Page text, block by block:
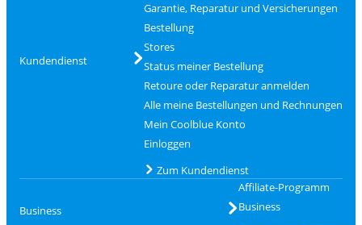
Kundendienst
Garantie, Reparatur und Versicherungen
Bestellung
Stores
Status meiner Bestellung
Retoure oder Reparatur anmelden
Alle meine Bestellungen und Rechnungen
Mein Coolblue Konto
Einloggen
Zum Kundendienst
Business
Affiliate-Programm
Business